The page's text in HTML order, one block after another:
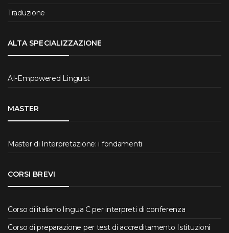
Traduzione
ALTA SPECIALIZZAZIONE
AI-Empowered Linguist
MASTER
Master di Interpretazione: i fondamenti
CORSI BREVI
Corso di italiano lingua C per interpreti di conferenza
Corso di preparazione per test di accreditamento Istituzioni